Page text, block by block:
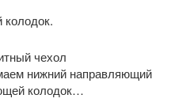
чехол
нижний направляющий
колодок…